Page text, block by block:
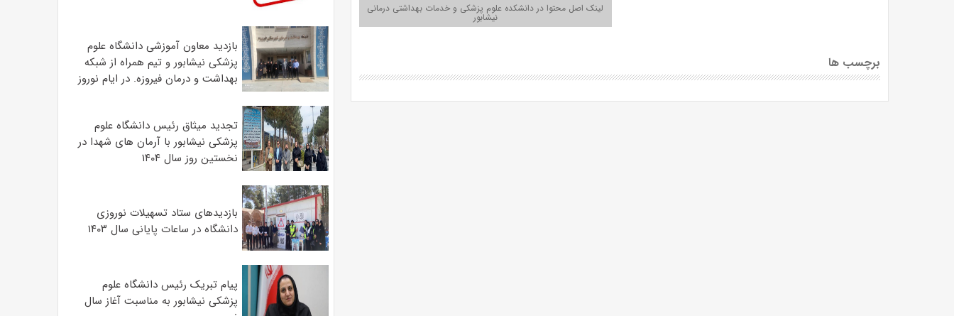
لینک اصل محتوا در دانشکده علوم پزشکی و خدمات بهداشتی درمانی
نیشابور
برچسب ها
بازدید معاون آموزشی دانشگاه علوم
پزشکی نیشابور و تیم همراه از شبکه
بهداشت و درمان فیروزه. در ایام نوروز
تجدید میثاق رئیس دانشگاه علوم
پزشکی نیشابور با آرمان های شهدا در
نخستین روز سال ۱۴۰۴
بازدیدهای ستاد تسهیلات نوروزی
دانشگاه در ساعات پایانی سال ۱۴۰۳
پیام تبریک رئیس دانشگاه علوم
پزشکی نیشابور به مناسبت آغاز سال